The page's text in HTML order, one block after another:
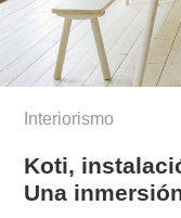
Interiorismo
Koti,
Una